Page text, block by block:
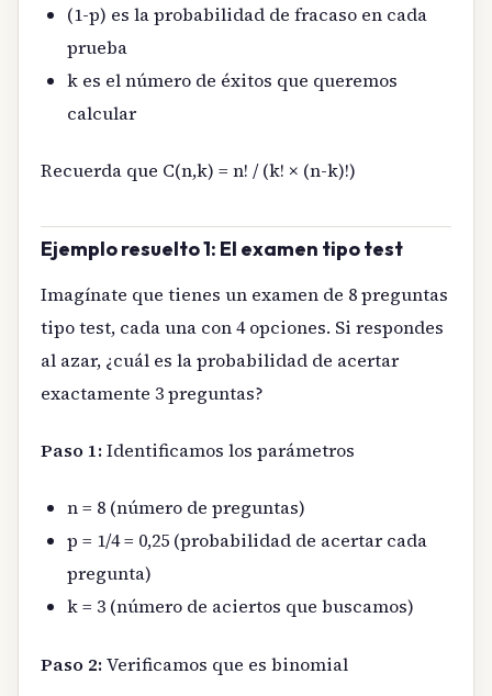
(1-p) es la probabilidad de fracaso en cada
prueba
k es el número de éxitos que queremos
calcular
Recuerda que C(n,k) = n! / (k! × (n-k)!)
Ejemplo resuelto 1: El examen tipo test
Imagínate que tienes un examen de 8 preguntas
tipo test, cada una con 4 opciones. Si respondes
al azar, ¿cuál es la probabilidad de acertar
exactamente 3 preguntas?
Paso 1:Identificamos los parámetros
n = 8 (número de preguntas)
p = 1/4 = 0,25 (probabilidad de acertar cada
pregunta)
k = 3 (número de aciertos que buscamos)
Paso 2:Verificamos que es binomial